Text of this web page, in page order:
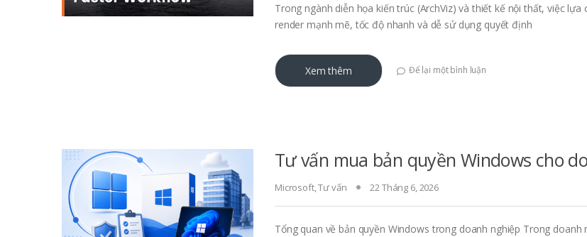
Trong ngành diễn họa kiến trúc (ArchViz) và thiết kế nội thất, việc lựa
render mạnh mẽ, tốc độ nhanh và dễ sử dụng quyết định
Xem thêm Để lại một bình luận
Tư vấn mua bản quyền Windows cho
Microsoft,Tư vấn 22 Tháng 6, 2026
Tổng quan về bản quyền Windows trong doanh nghiệp Trong doanh